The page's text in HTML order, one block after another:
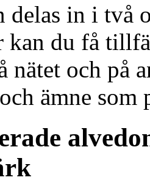
delas in i två
kan du få
nätet och på
ämne som